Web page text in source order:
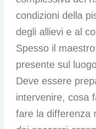
condizioni della
degli allievi e al
Spesso il
presente sul
Deve essere
intervenire, cosa
fare la differenza